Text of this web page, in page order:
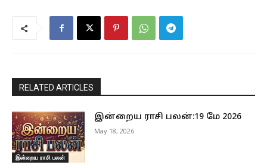
RELATED ARTICLES
இன்றைய ராசி பலன்
இன்றைய ராசி பலன்:19 மே 2026
May 18, 2026